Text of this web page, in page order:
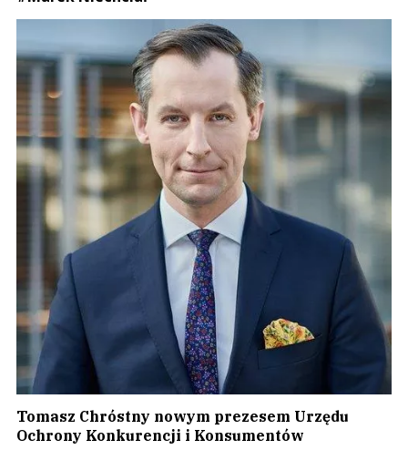
Tomasz Chróstny nowym prezesem Urzędu
Ochrony Konkurencji i Konsumentów